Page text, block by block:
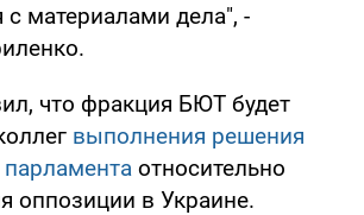
материалами дела", -
что фракция БЮТ будет
выполнения решения
относительно
оппозиции в Украине.